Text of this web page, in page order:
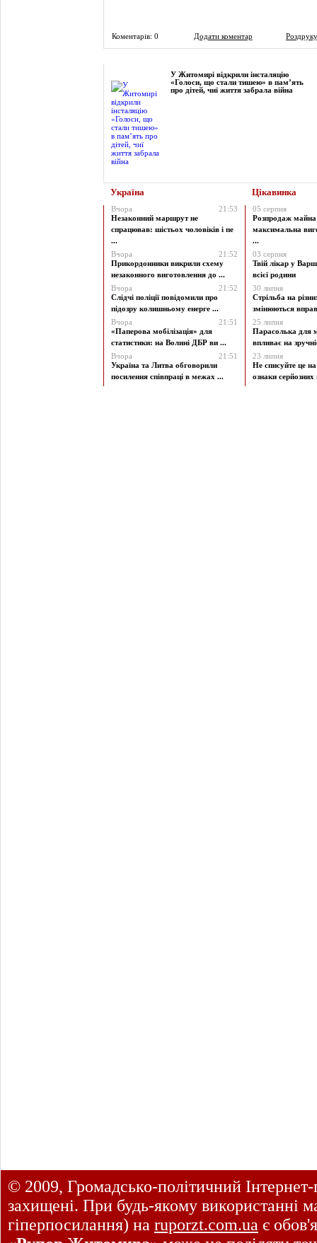
Коментарів: 0 Додати коментар
У Житомирі відкрили інсталяцію
«Голоси, що стали тишею» в пам’ять
про дітей, чиї життя забрала війна
Україна Цікавинка
Вчора
21:53
Незаконний маршрут не
спрацював: шістьох чоловіків і пе
...
Вчора
21:52
Прикордонники викрили схему
незаконного виготовлення до ...
Вчора
21:52
Слідчі поліції повідомили про
підозру колишньому енерге ...
Вчора
21:51
«Паперова мобілізація» для
статистики: на Волині ДБР ви ...
Вчора
21:51
Україна та Литва обговорили
посилення співпраці в межах ...
05 серпня
Розпродаж майна
максимальна
...
03 серпня
Твій лікар у
всієї родини
30 липня
Стрільба на
змінюються
25 липня
Парасолька для
впливає на
23 липня
Не списуйте це
ознаки
© 2009, Громадсько-політичний
захищені. При будь-якому використанні
гіперпосилання) на ruporzt.com.ua є